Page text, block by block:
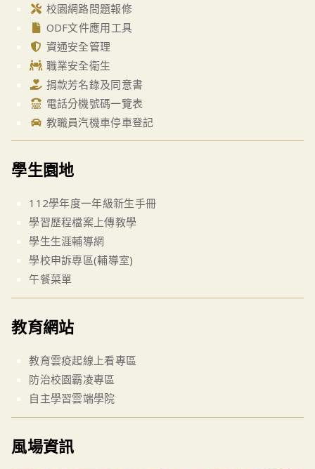
校園網路問題報修
ODF文件應用工具
資通安全管理
職業安全衛生
捐款芳名錄及同意書
電話分機號碼一覽表
教職員汽機車停車登記
學生園地
112學年度一年級新生手冊
學習歷程檔案上傳教學
學生生涯輔導網
學校申訴專區(輔導室)
午餐菜單
教育網站
教育雲疫起線上看專區
防治校園霸凌專區
自主學習雲端學院
風場資訊